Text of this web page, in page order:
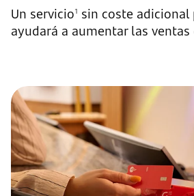
Un servicio1 sin coste
ayudará a aumentar las